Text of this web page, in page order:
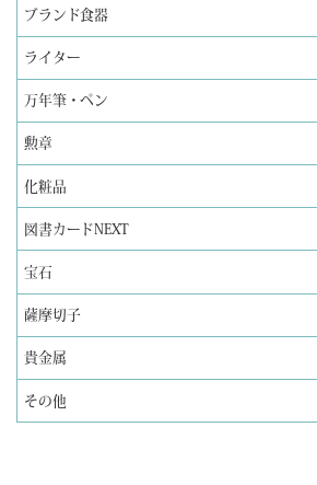
ブランド食器
ライター
万年筆・ペン
勲章
化粧品
図書カードNEXT
宝石
薩摩切子
貴金属
その他